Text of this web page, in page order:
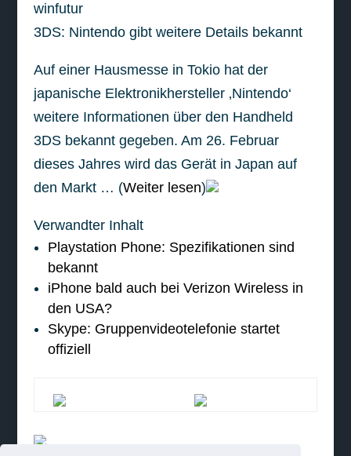
winfutur
3DS: Nintendo gibt weitere Details bekannt
Auf einer Hausmesse in Tokio hat der
japanische Elektronikhersteller ‚Nintendo‘
weitere Informationen über den Handheld
3DS bekannt gegeben. Am 26. Februar
dieses Jahres wird das Gerät in Japan auf
den Markt … (Weiter lesen)
Verwandter Inhalt
Playstation Phone: Spezifikationen sind
bekannt
iPhone bald auch bei Verizon Wireless in
den USA?
Skype: Gruppenvideotelefonie startet
offiziell